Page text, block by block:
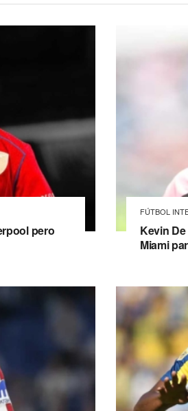
pero
FÚTBOL
Kevin
Miami